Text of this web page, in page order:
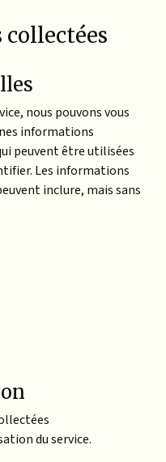
collectées
nous pouvons vous
informations
peuvent être utilisées
Les informations
inclure, mais sans
du service.